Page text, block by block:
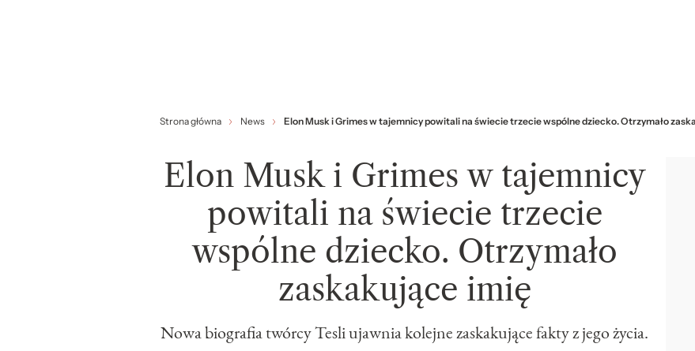
Strona główna News Elon Musk i Grimes w tajemnicy powitali na świecie trzecie wspólne dziecko. Otrzymało
Elon Musk i Grimes w tajemnicy
powitali na świecie trzecie
wspólne dziecko. Otrzymało
zaskakujące imię
Nowa biografia twórcy Tesli ujawnia kolejne zaskakujące fakty z jego życia.